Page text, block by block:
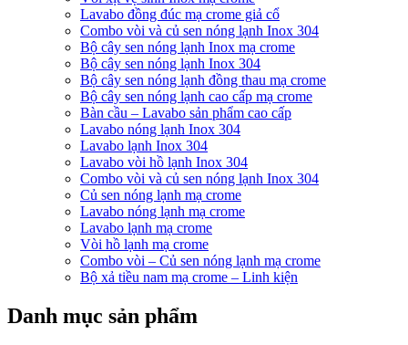
Lavabo đồng đúc mạ crome giả cổ
Combo vòi và củ sen nóng lạnh Inox 304
Bộ cây sen nóng lạnh Inox mạ crome
Bộ cây sen nóng lạnh Inox 304
Bộ cây sen nóng lạnh đồng thau mạ crome
Bộ cây sen nóng lạnh cao cấp mạ crome
Bàn cầu – Lavabo sản phẩm cao cấp
Lavabo nóng lạnh Inox 304
Lavabo lạnh Inox 304
Lavabo vòi hồ lạnh Inox 304
Combo vòi và củ sen nóng lạnh Inox 304
Củ sen nóng lạnh mạ crome
Lavabo nóng lạnh mạ crome
Lavabo lạnh mạ crome
Vòi hồ lạnh mạ crome
Combo vòi – Củ sen nóng lạnh mạ crome
Bộ xả tiều nam mạ crome – Linh kiện
Danh mục sản phẩm